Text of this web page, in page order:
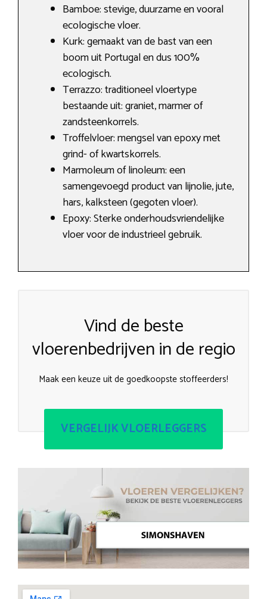
Bamboe: stevige, duurzame en vooral
ecologische vloer.
Kurk: gemaakt van de bast van een
boom uit Portugal en dus 100%
ecologisch.
Terrazzo: traditioneel vloertype
bestaande uit: graniet, marmer of
zandsteenkorrels.
Troffelvloer: mengsel van epoxy met
grind- of kwartskorrels.
Marmoleum of linoleum: een
samengevoegd product van lijnolie, jute,
hars, kalksteen (gegoten vloer).
Epoxy: Sterke onderhoudsvriendelijke
vloer voor de industrieel gebruik.
Vind de beste
vloerenbedrijven in de regio
Maak een keuze uit de goedkoopste stoffeerders!
VERGELIJK VLOERLEGGERS